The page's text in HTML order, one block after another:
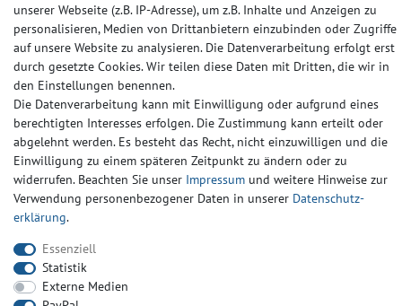
unserer Webseite (z.B. IP-Adresse), um z.B. Inhalte und Anzeigen zu
personalisieren, Medien von Drittanbietern einzubinden oder Zugriffe
auf unsere Website zu analysieren. Die Datenverarbeitung erfolgt erst
durch gesetzte Cookies. Wir teilen diese Daten mit Dritten, die wir in
den Einstellungen benennen.
Die Datenverarbeitung kann mit Einwilligung oder aufgrund eines
berechtigten Interesses erfolgen. Die Zustimmung kann erteilt oder
abgelehnt werden. Es besteht das Recht, nicht einzuwilligen und die
Einwilligung zu einem späteren Zeitpunkt zu ändern oder zu
widerrufen. Beachten Sie unser Impressum und weitere Hinweise zur
Verwendung personenbezogener Daten in unserer Daten­schutz­
erklärung.
Essenziell
Statistik
Externe Medien
© Copyright 2024-2025 | Alle Rechte vorbehalten.
Widerrufs­recht Widerrufs­formular Impressum
Daten­schutz­erklärung AGB Kontakt